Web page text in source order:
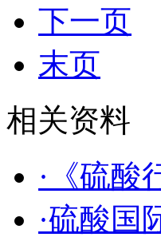
下一页
末页
相关资料
·《硫酸
·硫酸国